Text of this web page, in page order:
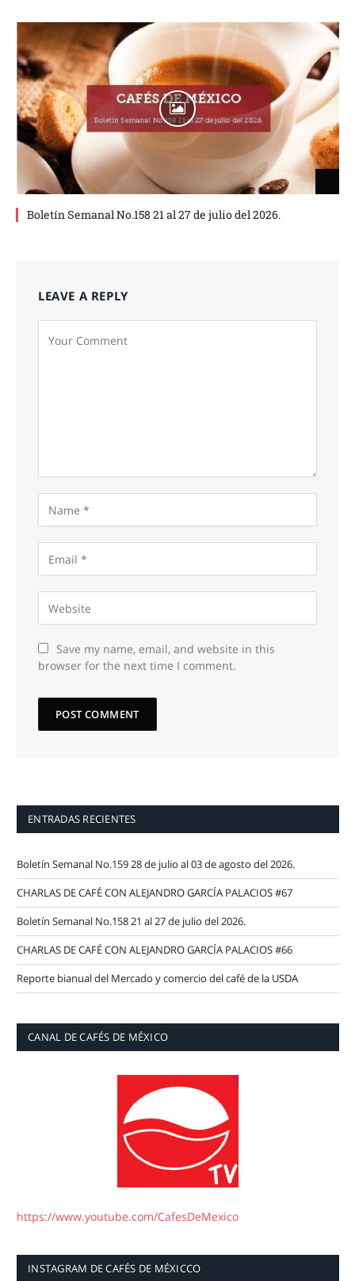
Boletín Semanal No.158 21 al 27 de julio del 2026.
LEAVE A REPLY
Save my name, email, and website in this
browser for the next time I comment.
ENTRADAS RECIENTES
Boletín Semanal No.159 28 de julio al 03 de agosto del 2026.
CHARLAS DE CAFÉ CON ALEJANDRO GARCÍA PALACIOS #67
Boletín Semanal No.158 21 al 27 de julio del 2026.
CHARLAS DE CAFÉ CON ALEJANDRO GARCÍA PALACIOS #66
Reporte bianual del Mercado y comercio del café de la USDA
CANAL DE CAFÉS DE MÉXICO
https://www.youtube.com/CafesDeMexico
INSTAGRAM DE CAFÉS DE MÉXICCO